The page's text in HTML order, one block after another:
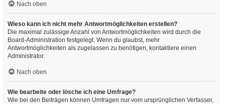
Nach oben
Wieso kann ich nicht mehr Antwortmöglichkeiten erstellen?
Die maximal zulässige Anzahl von Antwortmöglichkeiten wird durch die
Board-Administration festgelegt. Wenn du glaubst, mehr
Antwortmöglichkeiten als zugelassen zu benötigen, kontaktiere einen
Administrator.
Nach oben
Wie bearbeite oder lösche ich eine Umfrage?
Wie bei den Beiträgen können Umfragen nur vom ursprünglichen Verfasser,